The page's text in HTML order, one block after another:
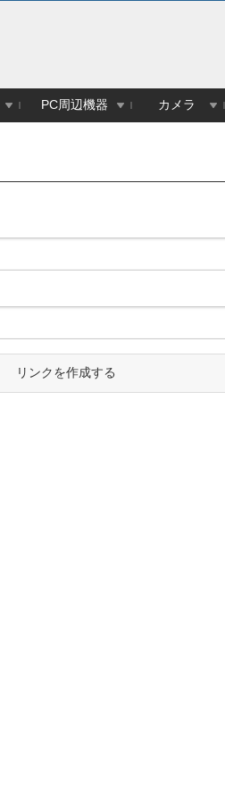
PC周辺機器 カメラ
リンクを作成する